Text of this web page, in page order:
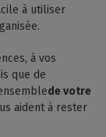
à utiliser
à vos
que de
de votre
aident à rester